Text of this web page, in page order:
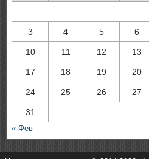
3 4 5 6
10 11 12 13
17 18 19 20
24 25 26 27
31
« Фев